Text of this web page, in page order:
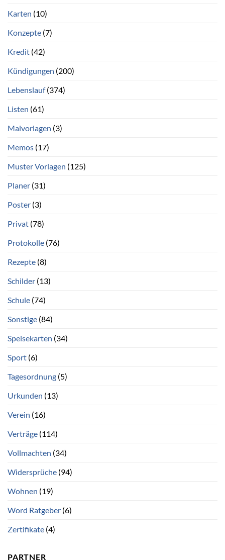
Karten (10)
Konzepte (7)
Kredit (42)
Kündigungen (200)
Lebenslauf(374)
Listen (61)
Malvorlagen (3)
Memos (17)
Muster Vorlagen (125)
Planer (31)
Poster (3)
Privat (78)
Protokolle (76)
Rezepte (8)
Schilder (13)
Schule (74)
Sonstige (84)
Speisekarten (34)
Sport (6)
Tagesordnung (5)
Urkunden (13)
Verein (16)
Verträge (114)
Vollmachten (34)
Widersprüche (94)
Wohnen (19)
Word Ratgeber (6)
Zertifikate (4)
PARTNER